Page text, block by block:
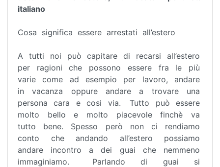
italiano
Cosa significa essere arrestati all’estero
A tutti noi può capitare di recarsi all’estero
per ragioni che possono essere fra le più
varie come ad esempio per lavoro, andare
in vacanza oppure andare a trovare una
persona cara e cosi via. Tutto può essere
molto bello e molto piacevole finchè va
tutto bene. Spesso però non ci rendiamo
conto che andando all’estero possiamo
andare incontro a dei guai che nemmeno
immaginiamo. Parlando di guai si